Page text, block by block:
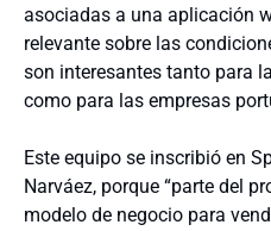
asociadas a una aplicación
relevante sobre las
son interesantes tanto para
como para las empresas
Este equipo se inscribió en
Narváez, porque “parte del
modelo de negocio para